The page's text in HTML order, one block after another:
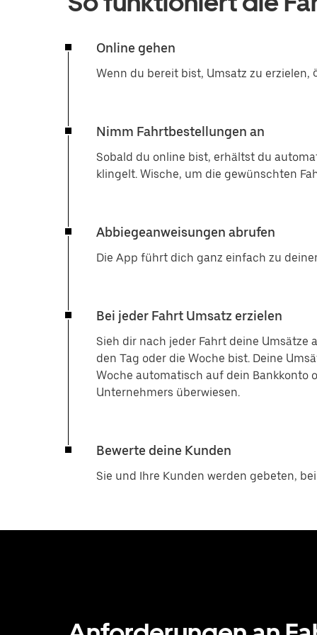
Online gehen
Wenn du bereit bist, Umsatz zu
Nimm Fahrtbestellungen an
Sobald du online bist, erhältst du
klingelt. Wische, um die gewünschten
Abbiegeanweisungen abrufen
Die App führt dich ganz einfach zu
Bei jeder Fahrt Umsatz erzielen
Sieh dir nach jeder Fahrt deine
den Tag oder die Woche bist. Deine
Woche automatisch auf dein Bankkonto
Unternehmers überwiesen.
Bewerte deine Kunden
Sie und Ihre Kunden werden gebeten,